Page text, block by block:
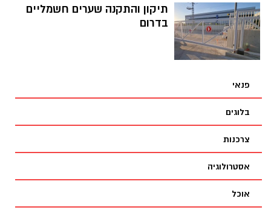
בנייה בעיצומו.
תיקון והתקנה שערים חשמליים
בדרום
פנאי
בלוגים
צרכנות
אסטרולוגיה
אוכל